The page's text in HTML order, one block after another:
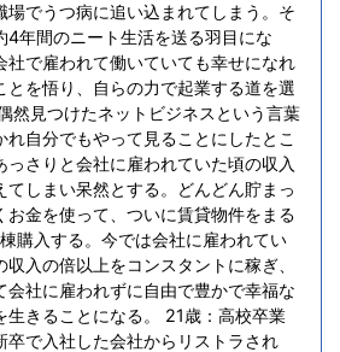
場でうつ病に追い込まれてしまう。そ
4年間のニート生活を送る羽目にな
社で雇われて働いていても幸せになれ
とを悟り、自らの力で起業する道を選
然見つけたネットビジネスという言葉
れ自分でもやって見ることにしたとこ
っさりと会社に雇われていた頃の収入
てしまい呆然とする。どんどん貯まっ
お金を使って、ついに賃貸物件をまる
購入する。今では会社に雇われてい
収入の倍以上をコンスタントに稼ぎ、
会社に雇われずに自由で豊かで幸福な
生きることになる。 21歳：高校卒業
卒で入社した会社からリストラされ